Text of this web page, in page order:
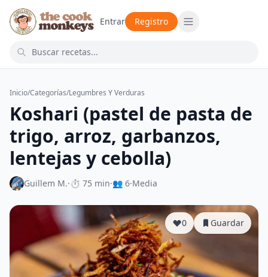
Entrar Registro
Inicio/Categorías/Legumbres Y Verduras
Koshari (pastel de pasta de
trigo, arroz, garbanzos,
lentejas y cebolla)
Guillem M.·⏱ 75 min·👥 6·Media
0 Guardar